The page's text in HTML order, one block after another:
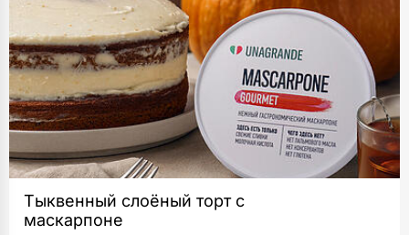
Тыквенный слоёный торт с
маскарпоне